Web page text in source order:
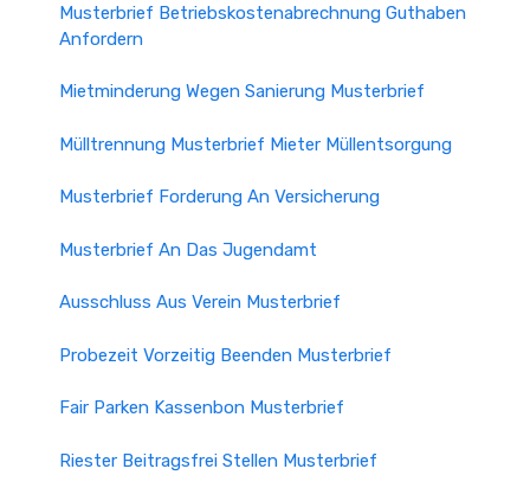
Musterbrief Betriebskostenabrechnung Guthaben
Anfordern
Mietminderung Wegen Sanierung Musterbrief
Mülltrennung Musterbrief Mieter Müllentsorgung
Musterbrief Forderung An Versicherung
Musterbrief An Das Jugendamt
Ausschluss Aus Verein Musterbrief
Probezeit Vorzeitig Beenden Musterbrief
Fair Parken Kassenbon Musterbrief
Riester Beitragsfrei Stellen Musterbrief